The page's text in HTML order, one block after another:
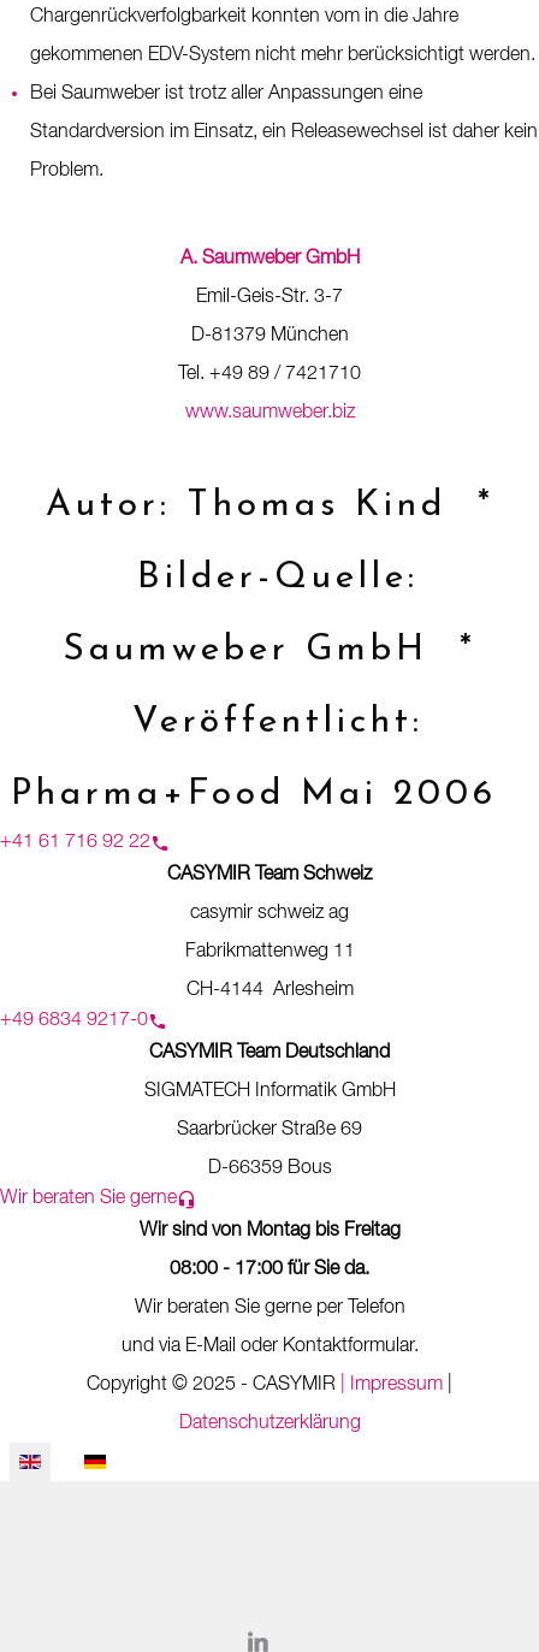
Chargenrückverfolgbarkeit konnten vom in die Jahre
gekommenen EDV-System nicht mehr berücksichtigt werden.
Bei Saumweber ist trotz aller Anpassungen eine
Standardversion im Einsatz, ein Releasewechsel ist daher kein
Problem.
A. Saumweber GmbH
Emil-Geis-Str. 3-7
D-81379 München
Tel. +49 89 / 7421710
www.saumweber.biz
Autor: Thomas Kind *
Bilder-Quelle:
Saumweber GmbH *
Veröffentlicht:
Pharma+Food Mai 2006
+41 61 716 92 22
CASYMIR Team Schweiz
casymir schweiz ag
Fabrikmattenweg 11
CH-4144 Arlesheim
+49 6834 9217-0
CASYMIR Team Deutschland
SIGMATECH Informatik GmbH
Saarbrücker Straße 69
D-66359 Bous
Wir beraten Sie gerne
Wir sind von Montag bis Freitag
08:00 - 17:00 für Sie da.
Wir beraten Sie gerne per Telefon
und via E-Mail oder Kontaktformular.
Copyright © 2025 - CASYMIR | Impressum
Datenschutzerklärung
Select your language